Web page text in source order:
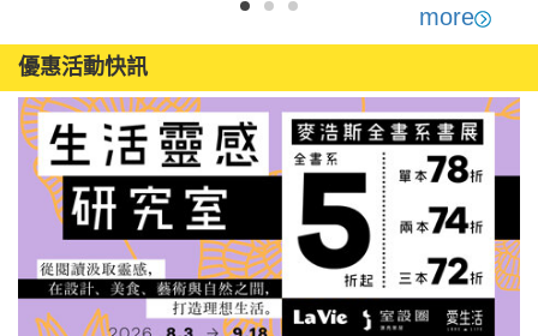
more
優惠活動快訊